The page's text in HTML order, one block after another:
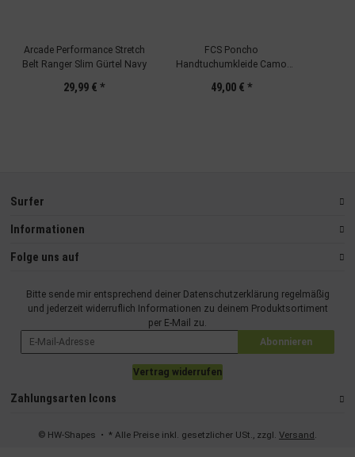
Arcade Performance Stretch
Belt Ranger Slim Gürtel Navy
29,99 € *
FCS Poncho
Handtuchumkleide Camo
49,00 € *
Surfer
Informationen
Folge uns auf
Bitte sende mir entsprechend deiner Datenschutzerklärung regelmäßig
und jederzeit widerruflich Informationen zu deinem Produktsortiment
per E-Mail zu.
Abonnieren
Vertrag widerrufen
Zahlungsarten Icons
© HW-Shapes • * Alle Preise inkl. gesetzlicher USt., zzgl. Versand.